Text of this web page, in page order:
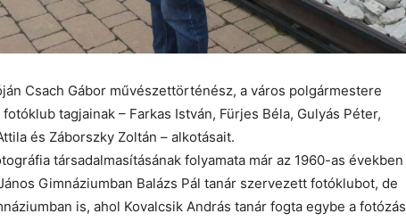
Csach Gábor művészettörténész, a város polgármestere
tagjainak – Farkas István, Fürjes Béla, Gulyás Péter,
és Záborszky Zoltán – alkotásait.
társadalmasításának folyamata már az 1960-as években
Gimnáziumban Balázs Pál tanár szervezett fotóklubot, de
is, ahol Kovalcsik András tanár fogta egybe a fotózás